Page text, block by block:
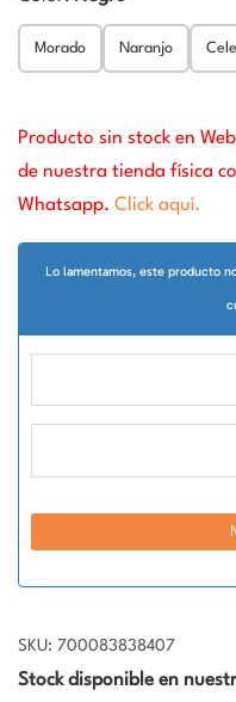
Morado Naranjo
Producto sin stock en
de nuestra tienda física
Whatsapp. Click aquí.
Lo lamentamos, este producto
SKU: 700083838407
Stock disponible en